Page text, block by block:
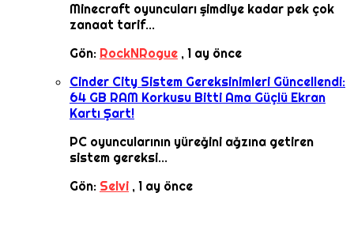
Minecraft oyuncuları şimdiye kadar pek çok
zanaat tarif...
Gön: RockNRogue , 1 ay önce
Cinder City Sistem Gereksinimleri Güncellendi:
64 GB RAM Korkusu Bitti Ama Güçlü Ekran
Kartı Şart!
PC oyuncularının yüreğini ağzına getiren
sistem gereksi...
Gön: Selvi , 1 ay önce